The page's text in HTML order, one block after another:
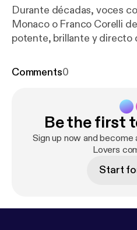
Durante décadas, voces
Monaco o Franco Corelli
potente, brillante y directo
simplemente cambió la
vocal y su relación con el
Giuseppe Verdi y
revisamos la delgada línea
dramático, y por qué hoy
ese tipo de voz.¿Es un
Comments0
Be the first
Sign up now and
Lovers
Start